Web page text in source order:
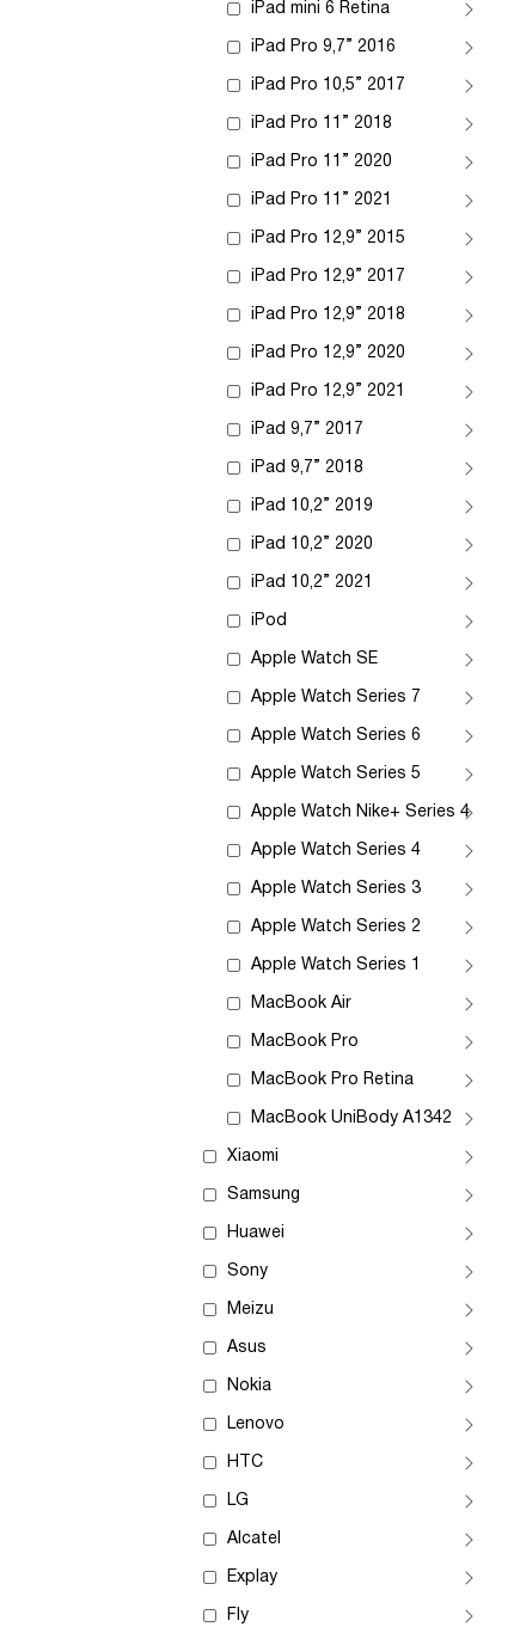
iPad mini 6 Retina
iPad Pro 9,7” 2016
iPad Pro 10,5” 2017
iPad Pro 11” 2018
iPad Pro 11” 2020
iPad Pro 11” 2021
iPad Pro 12,9” 2015
iPad Pro 12,9” 2017
iPad Pro 12,9” 2018
iPad Pro 12,9” 2020
iPad Pro 12,9” 2021
iPad 9,7” 2017
iPad 9,7” 2018
iPad 10,2” 2019
iPad 10,2” 2020
iPad 10,2” 2021
iPod
Apple Watch SE
Apple Watch Series 7
Apple Watch Series 6
Apple Watch Series 5
Apple Watch Nike+ Series 4
Apple Watch Series 4
Apple Watch Series 3
Apple Watch Series 2
Apple Watch Series 1
MacBook Air
MacBook Pro
MacBook Pro Retina
MacBook UniBody A1342
Xiaomi
Samsung
Huawei
Sony
Meizu
Asus
Nokia
Lenovo
HTC
LG
Alcatel
Explay
Fly